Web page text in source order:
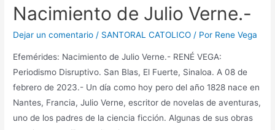
Nacimiento de Julio Verne.-
Dejar un comentario / SANTORAL CATOLICO / Por Rene Vega
Efemérides: Nacimiento de Julio Verne.- RENÉ VEGA:
Periodismo Disruptivo. San Blas, El Fuerte, Sinaloa. A 08 de
febrero de 2023.- Un día como hoy pero del año 1828 nace en
Nantes, Francia, Julio Verne, escritor de novelas de aventuras,
uno de los padres de la ciencia ficción. Algunas de sus obras